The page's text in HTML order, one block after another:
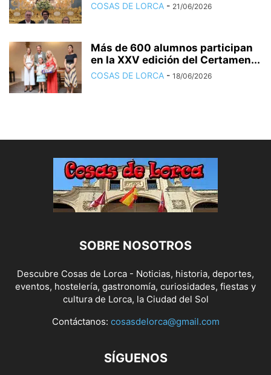
COSAS DE LORCA - 21/06/2026
Más de 600 alumnos participan
en la XXV edición del Certamen...
COSAS DE LORCA - 18/06/2026
SOBRE NOSOTROS
Descubre Cosas de Lorca - Noticias, historia, deportes,
eventos, hostelería, gastronomía, curiosidades, fiestas y
cultura de Lorca, la Ciudad del Sol
Contáctanos: cosasdelorca@gmail.com
SÍGUENOS